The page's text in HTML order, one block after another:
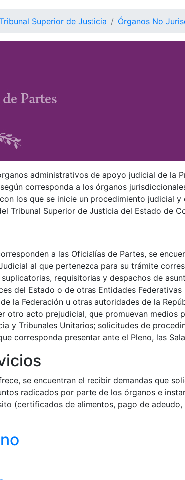
Tribunal Superior de Justicia Órganos No
administrativos de apoyo judicial de la
corresponda a los órganos
los que se inicie un procedimiento judicial
Tribunal Superior de Justicia del Estado de
a las Oficialías de Partes, se
al que pertenezca para su trámite
requisitorias y despachos de
del Estado o de otras Entidades
la Federación u otras autoridades de la
otro acto prejudicial, que promuevan
y Tribunales Unitarios; solicitudes de
corresponda presentar ante el Pleno, las
se encuentran el recibir demandas que
radicados por parte de los órganos e
(certificados de alimentos, pago de